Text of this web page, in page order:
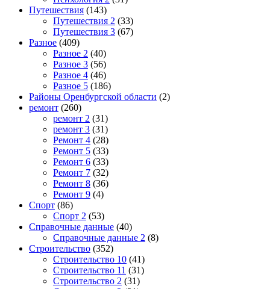
Путешествия (143)
Путешествия 2 (33)
Путешествия 3 (67)
Разное (409)
Разное 2 (40)
Разное 3 (56)
Разное 4 (46)
Разное 5 (186)
Районы Оренбургской области (2)
ремонт (260)
ремонт 2 (31)
ремонт 3 (31)
Ремонт 4 (28)
Ремонт 5 (33)
Ремонт 6 (33)
Ремонт 7 (32)
Ремонт 8 (36)
Ремонт 9 (4)
Спорт (86)
Спорт 2 (53)
Справочные данные (40)
Справочные данные 2 (8)
Строительство (352)
Строительство 10 (41)
Строительство 11 (31)
Строительство 2 (31)